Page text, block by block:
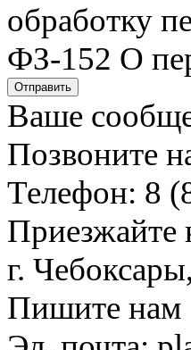
обработку
ФЗ-152 О
Отправить
Ваше
Позвоните
Телефон: 8
Приезжайте
г.
Пишите нам